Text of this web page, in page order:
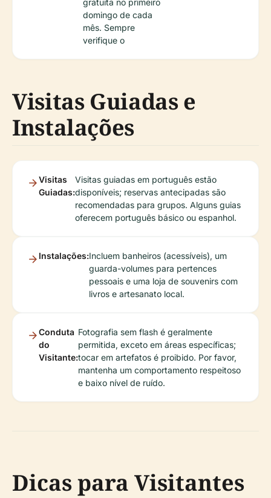
domingo de cada
mês. Sempre
verifique o
Visitas Guiadas e
Instalações
Visitas
Guiadas:
Visitas guiadas em português estão
disponíveis; reservas antecipadas são
recomendadas para grupos. Alguns guias
oferecem português básico ou espanhol.
Instalações:Incluem banheiros (acessíveis), um
guarda-volumes para pertences
pessoais e uma loja de souvenirs com
livros e artesanato local.
Conduta
do
Visitante:
Fotografia sem flash é geralmente
permitida, exceto em áreas específicas;
tocar em artefatos é proibido. Por favor,
mantenha um comportamento respeitoso
e baixo nível de ruído.
Dicas para Visitantes